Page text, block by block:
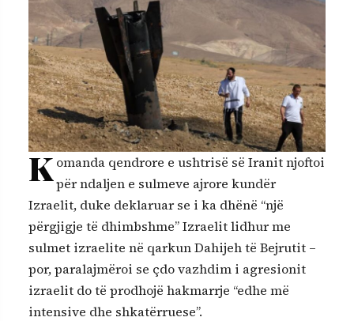
K omanda qendrore e ushtrisë së Iranit njoftoi
për ndaljen e sulmeve ajrore kundër
Izraelit, duke deklaruar se i ka dhënë “një
përgjigje të dhimbshme” Izraelit lidhur me
sulmet izraelite në qarkun Dahijeh të Bejrutit –
por, paralajmëroi se çdo vazhdim i agresionit
izraelit do të prodhojë hakmarrje “edhe më
intensive dhe shkatërruese”.